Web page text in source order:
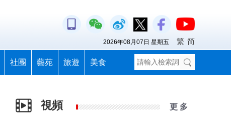
社團 藝苑 旅遊 美食
2026年08月07日 星期五 繁 简
視頻 更 多